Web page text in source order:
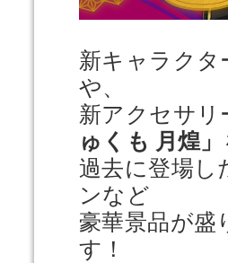
新キャラクタ
や、
新アクセサリ
ゅくも 月煌」
過去に登場し
ンなど
豪華景品が
す！